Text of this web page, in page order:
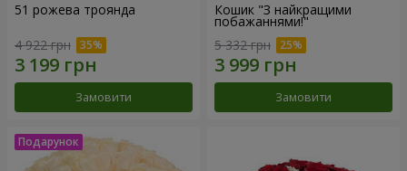
51 рожева троянда
4 922 грн
Замовити
Кошик "З найкращими
побажаннями!"
5 332 грн
Замовити